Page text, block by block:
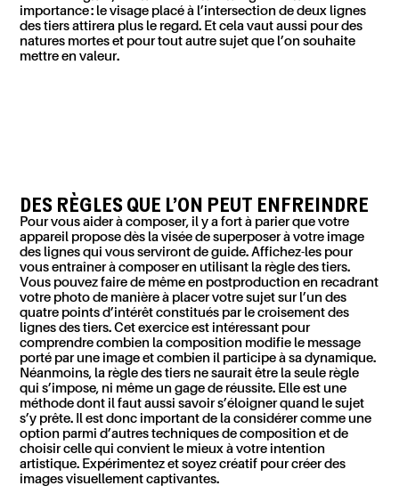
importance : le visage placé à l’intersection de deux lignes
des tiers attirera plus le regard. Et cela vaut aussi pour des
natures mortes et pour tout autre sujet que l’on souhaite
mettre en valeur.
DES RÈGLES QUE L’ON PEUT ENFREINDRE
Pour vous aider à composer, il y a fort à parier que votre
appareil propose dès la visée de superposer à votre image
des lignes qui vous serviront de guide. Affichez-les pour
vous entraîner àcomposer en utilisant la règle des tiers.
Vous pouvez faire de même en postproduction en recadrant
votre photo de manière à placer votre sujet sur l’un des
quatre points d’intérêt constitués par le croisement des
lignes des tiers. Cet exercice est intéressant pour
comprendre combien la composition modifie le message
porté par une image et combien il participe à sa dynamique.
Néanmoins, la règle des tiers ne saurait être la seule règle
qui s’impose, ni même un gage de réussite. Elle est une
méthode dont il faut aussi savoir s’éloigner quand le sujet
s’y prête. Il estdonc important de la considérer comme une
option parmi d’autres techniques de composition et de
choisir celle qui convient le mieux à votre intention
artistique. Expérimentez et soyez créatif pour créer des
images visuellement captivantes.